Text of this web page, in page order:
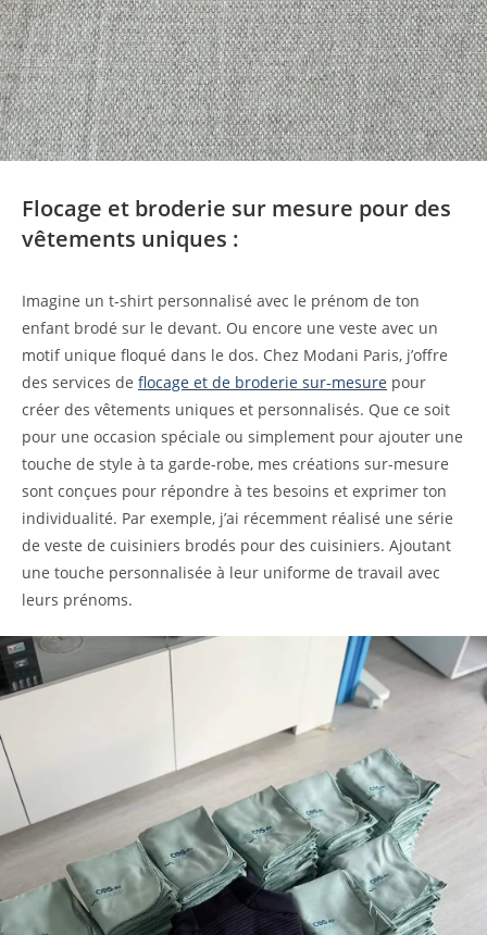
Flocage et broderie sur mesure pour des
vêtements uniques :
Imagine un t-shirt personnalisé avec le prénom de ton
enfant brodé sur le devant. Ou encore une veste avec un
motif unique floqué dans le dos. Chez Modani Paris, j’offre
des services de flocage et de broderie sur-mesure pour
créer des vêtements uniques et personnalisés. Que ce soit
pour une occasion spéciale ou simplement pour ajouter une
touche de style à ta garde-robe, mes créations sur-mesure
sont conçues pour répondre à tes besoins et exprimer ton
individualité. Par exemple, j’ai récemment réalisé une série
de veste de cuisiniers brodés pour des cuisiniers. Ajoutant
une touche personnalisée à leur uniforme de travail avec
leurs prénoms.